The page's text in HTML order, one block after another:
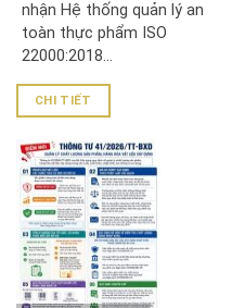
nhận Hệ thống quản lý an
toàn thực phẩm ISO
22000:2018...
CHI TIẾT